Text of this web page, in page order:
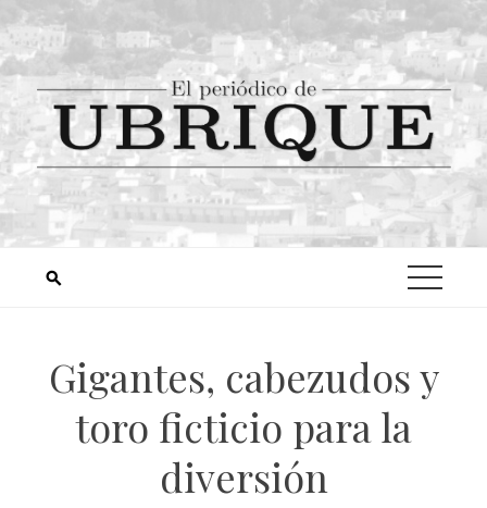
Gigantes, cabezudos y
toro ficticio para la
diversión